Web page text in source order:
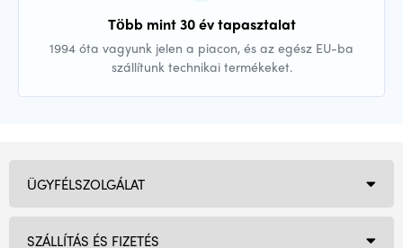
Több mint 30 év tapasztalat
1994 óta vagyunk jelen a piacon, és az egész EU-ba
szállítunk technikai termékeket.
ÜGYFÉLSZOLGÁLAT
SZÁLLÍTÁS ÉS FIZETÉS